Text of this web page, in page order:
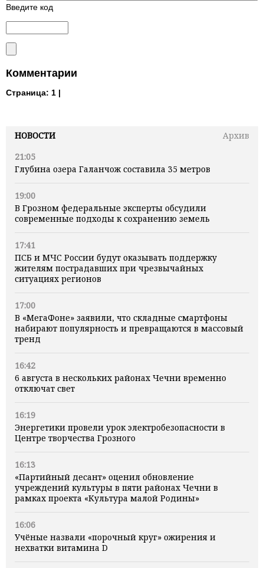
НОВОСТИ
Архив
21:05
Глубина озера Галанчож составила 35 метров
19:00
В Грозном федеральные эксперты обсудили
современные подходы к сохранению земель
17:41
ПСБ и МЧС России будут оказывать поддержку
жителям пострадавших при чрезвычайных
ситуациях регионов
17:00
В «МегаФоне» заявили, что складные смартфоны
набирают популярность и превращаются в массовый
тренд
16:42
6 августа в нескольких районах Чечни временно
отключат свет
16:19
Энергетики провели урок электробезопасности в
Центре творчества Грозного
16:13
«Партийный десант» оценил обновление
учреждений культуры в пяти районах Чечни в
рамках проекта «Культура малой Родины»
16:06
Учёные назвали «порочный круг» ожирения и
нехватки витамина D
Введите код
Комментарии
Страница: 1 |